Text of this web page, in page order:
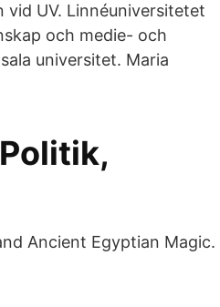
UV. Linnéuniversitetet
och medie- och
universitet. Maria
Ancient Egyptian Magic.